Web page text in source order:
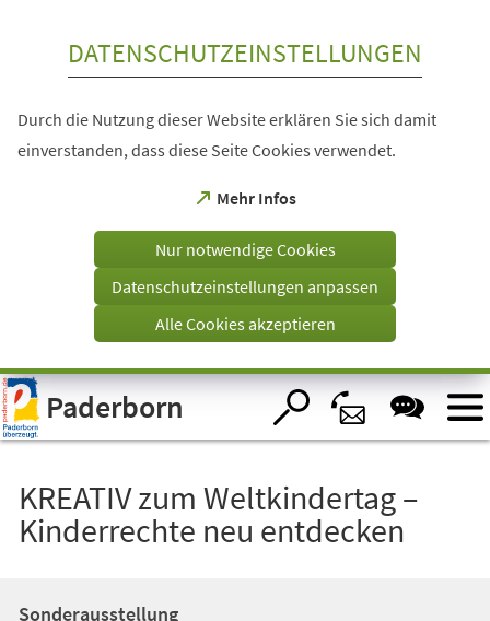
Visuelle
Assistenzsoftware
öffnen.
DATENSCHUTZEINSTELLUNGEN
Durch die Nutzung dieser Website erklären Sie sich damit
einverstanden, dass diese Seite Cookies verwendet.
Mehr Infos
(Öffnet
einem
Tab)
Nur notwendige Cookies
Datenschutzeinstellungen anpassen
Alle Cookies akzeptieren
Paderborn
KREATIV zum Weltkindertag –
Kinderrechte neu entdecken
Sonderausstellung